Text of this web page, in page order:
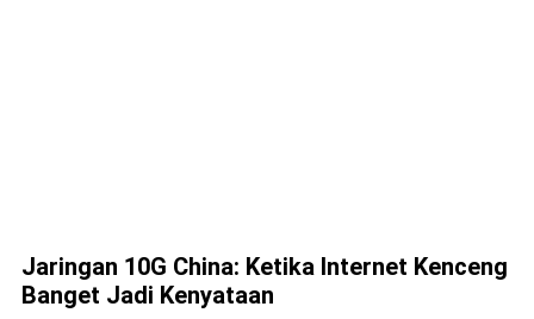
Jaringan 10G China: Ketika Internet Kenceng
Banget Jadi Kenyataan